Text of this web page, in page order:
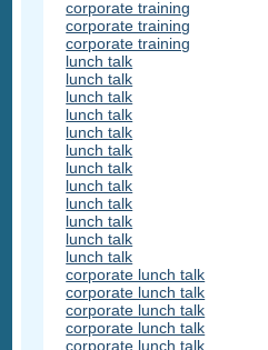
corporate training
corporate training
corporate training
lunch talk
lunch talk
lunch talk
lunch talk
lunch talk
lunch talk
lunch talk
lunch talk
lunch talk
lunch talk
lunch talk
lunch talk
corporate lunch talk
corporate lunch talk
corporate lunch talk
corporate lunch talk
corporate lunch talk